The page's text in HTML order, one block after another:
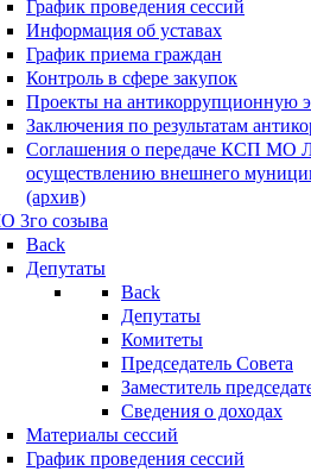
График проведения сессий
Информация об уставах
График приема граждан
Контроль в сфере закупок
Проекты на антикоррупционную
Заключения по результатам
Соглашения о передаче КСП МО
осуществлению внешнего
(архив)
3го созыва
Back
Депутаты
Back
Депутаты
Комитеты
Председатель Совета
Заместитель
Сведения о доходах
Материалы сессий
График проведения сессий